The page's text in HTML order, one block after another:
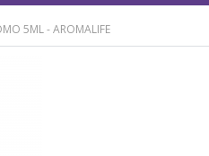
5ML - AROMALIFE